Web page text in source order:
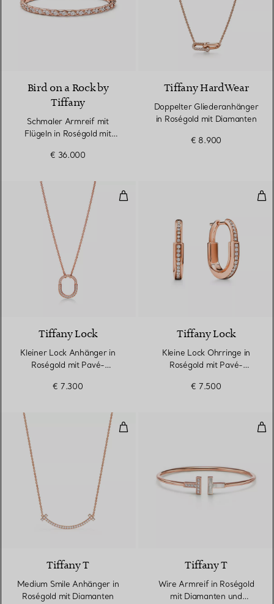
2 Materialien
Bird on a Rock by
Tiffany
Schmaler Armreif mit
Flügeln in Roségold mit
€ 36.000
Tiffany HardWear
Doppelter Gliederanhänger
in Roségold mit Diamanten
€ 8.900
Kleiner Lock Anhänger in
Tiffany Lock
Kleiner Lock Anhänger in
Roségold mit Pavé-
€ 7.300
Tiffany Lock
Kleine Lock Ohrringe in
Roségold mit Pavé-
€ 7.500
Medium Smile Anhänger in
Tiffany T
Medium Smile Anhänger in
Roségold mit Diamanten
Tiffany T
Wire Armreif in Roségold
mit Diamanten und